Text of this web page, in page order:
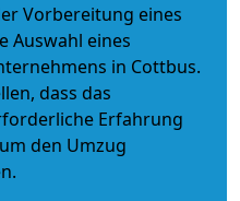
Vorbereitung eines
Auswahl eines
in Cottbus.
dass das
Erfahrung
den Umzug